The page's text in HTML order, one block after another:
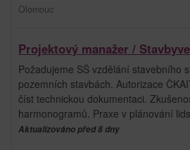
Olomouc
Projektový manažer /
Požadujeme SŠ vzdělání stavebního
pozemních stavbách. Autorizace
číst technickou dokumentaci.
harmonogramů. Praxe v plánování
Aktualizováno před 8 dny